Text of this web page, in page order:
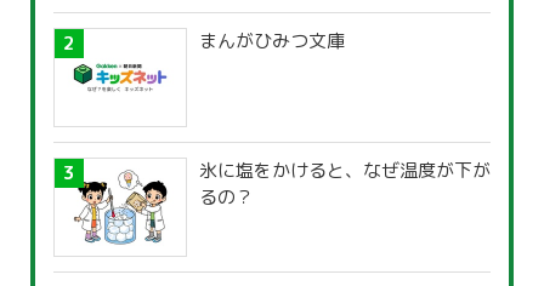
まんがひみつ文庫
氷に塩をかけると、なぜ温度が下が
るの？